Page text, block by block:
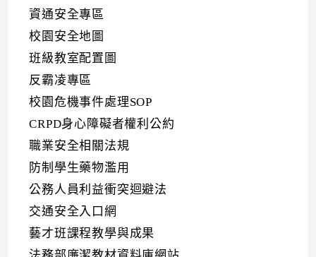
資通安全專區
校園安全地圖
班級教室配置圖
反霸凌專區
校園危機事件處理SOP
CRPD身心障礙者權利公約
職業安全相關法規
防制學生藥物濫用
公務人員利益衝突迴避法
交通安全入口網
藝才班課程教學與成果